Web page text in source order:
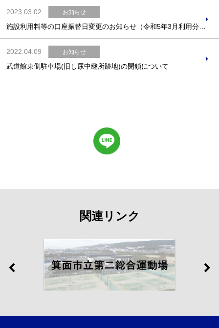
2023.03.02 お知らせ
2022.04.09 お知らせ
武道館東側駐車場(旧し尿中継所跡地)の閉鎖について
関連リンク